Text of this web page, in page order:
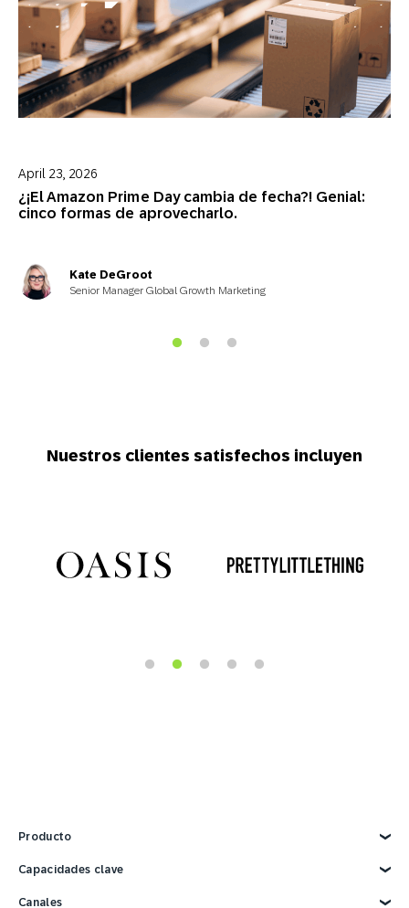
¿¡El Amazon Prime Day cambia de fecha?! Genial:
cinco formas de aprovecharlo.
April 23, 2026
Kate DeGroot
Senior Manager Global Growth Marketing
Nuestros clientes satisfechos incluyen
Producto
Explorar producto
Capacidades clave
Marketing con IA
Canales